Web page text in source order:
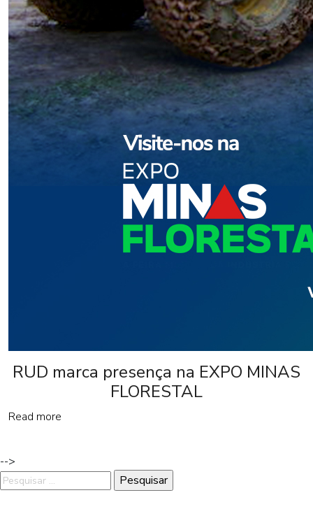
RUD marca presença na EXPO MINAS
FLORESTAL
Read more
-->
Pesquisar
por: